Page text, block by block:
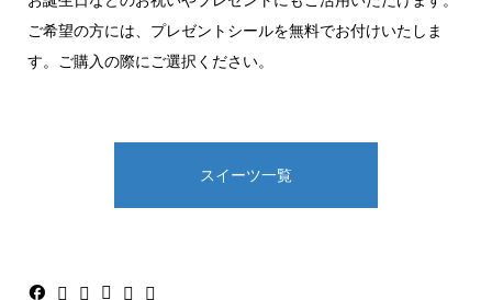
ご希望の方には、プレゼントシールを無料でお付けいたしま
す。ご購入の際にご選択ください。
スイーツ一覧